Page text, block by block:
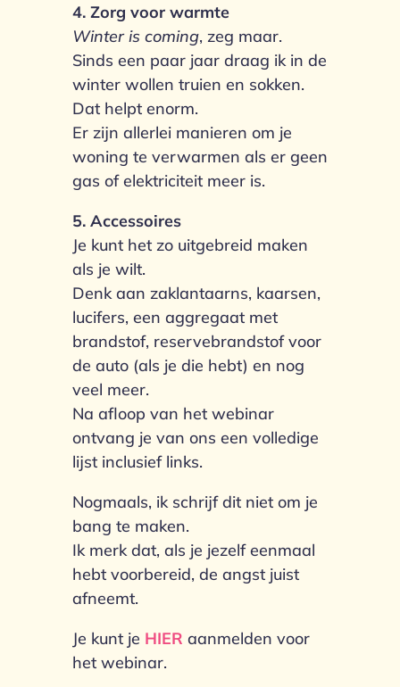
4. Zorg voor warmte
Winter is coming, zeg maar.
Sinds een paar jaar draag ik in de
winter wollen truien en sokken.
Dat helpt enorm.
Er zijn allerlei manieren om je
woning te verwarmen als er geen
gas of elektriciteit meer is.
5. Accessoires
Je kunt het zo uitgebreid maken
als je wilt.
Denk aan zaklantaarns, kaarsen,
lucifers, een aggregaat met
brandstof, reservebrandstof voor
de auto (als je die hebt) en nog
veel meer.
Na afloop van het webinar
ontvang je van ons een volledige
lijst inclusief links.
Nogmaals, ik schrijf dit niet om je
bang te maken.
Ik merk dat, als je jezelf eenmaal
hebt voorbereid, de angst juist
afneemt.
Je kunt je HIER aanmelden voor
het webinar.